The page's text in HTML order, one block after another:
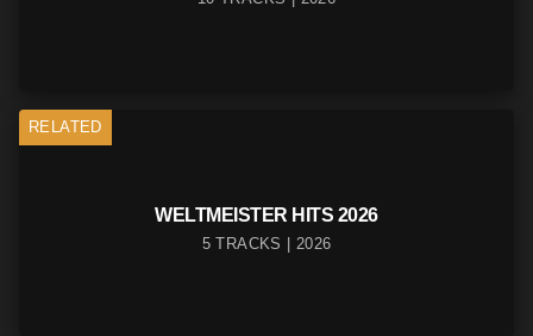
RELATED
WELTMEISTER HITS 2026
5 TRACKS | 2026